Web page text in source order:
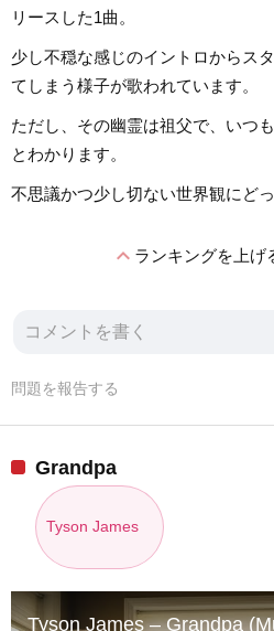
リースした1曲。
少し不穏な感じのイントロからス
てしまう様子が歌われています。
ただし、その幽霊は祖父で、いつ
とわかります。
不思議かつ少し切ない世界観にど
expand_lessランキングを上げ
問題を報告する
Grandpa
Tyson James
Tyson James – Grandpa